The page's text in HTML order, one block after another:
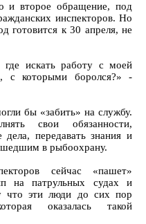
и второе обращение, под
инспекторов. Но
готовится к 30 апреля, не
искать работу с моей
с которыми боролся?» -
бы «забить» на службу.
свои обязанности,
дела, передавать знания и
в рыбоохрану.
сейчас «пашет»
на патрульных судах и
что эти люди до сих пор
оказалась такой